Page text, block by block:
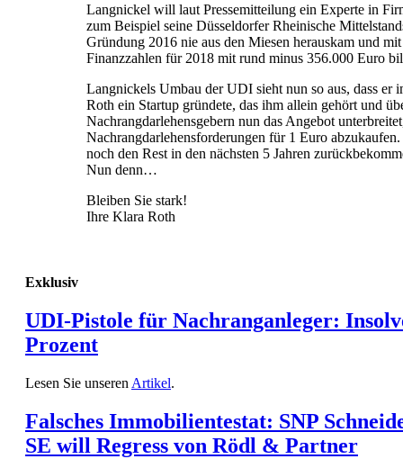
Langnickel will laut Pressemitteilung ein Experte in
zum Beispiel seine Düsseldorfer Rheinische
Gründung 2016 nie aus den Miesen herauskam und
Finanzzahlen für 2018 mit rund minus 356.000 Euro
Langnickels Umbau der UDI sieht nun so aus, dass er
Roth ein Startup gründete, das ihm allein gehört und
Nachrangdarlehensgebern nun das Angebot
Nachrangdarlehensforderungen für 1 Euro
noch den Rest in den nächsten 5 Jahren
Nun denn…
Bleiben Sie stark!
Ihre Klara Roth
Exklusiv
UDI-Pistole für Nachranganleger:
Prozent
Lesen Sie unseren Artikel.
Falsches Immobilientestat: SNP
SE will Regress von Rödl & Partner